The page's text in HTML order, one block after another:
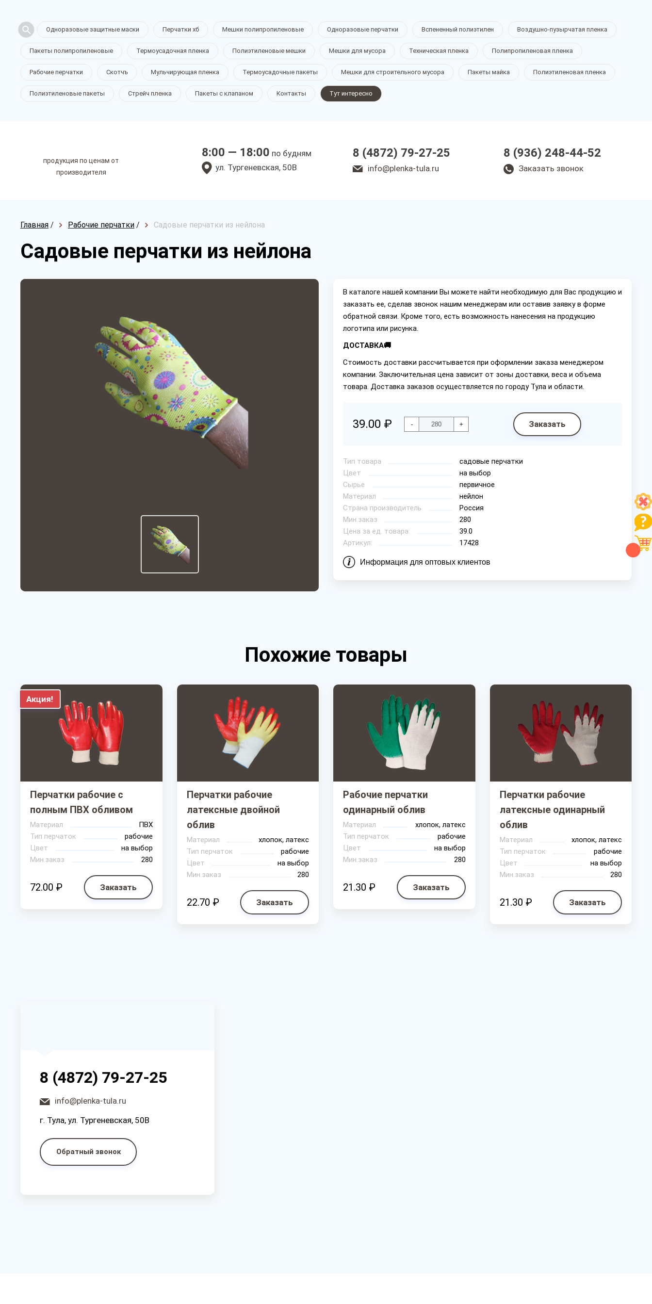
Одноразовые защитные маски Перчатки хб Мешки полипропиленовые Одноразовые перчатки Вспененный полиэтилен Воздушно-пузырчатая пленка
Пакеты полипропиленовые Термоусадочная пленка Полиэтиленовые мешки Мешки для мусора Техническая пленка Полипропиленовая пленка
Рабочие перчатки Скотчъ Мульчирующая пленка Термоусадочные пакеты Мешки для строительного мусора Пакеты майка Полиэтиленовая пленка
Полиэтиленовые пакеты Стрейч пленка Пакеты с клапаном Контакты Тут интересно
продукция по ценам от
производителя
8:00 — 18:00 по будням
ул. Тургеневская, 50В
8 (4872) 79-27-25
info@plenka-tula.ru
8 (936) 248-44-52
Заказать звонок
Главная / Рабочие перчатки / Садовые перчатки из нейлона
Садовые перчатки из нейлона
В каталоге нашей компании Вы можете найти необходимую для Вас продукцию и
заказать ее, сделав звонок нашим менеджерам или оставив заявку в форме
обратной связи. Кроме того, есть возможность нанесения на продукцию
логотипа или рисунка.
ДОСТАВКА🚚
Стоимость доставки рассчитывается при оформлении заказа менеджером
компании. Заключительная цена зависит от зоны доставки, веса и объема
товара. Доставка заказов осуществляется по городу Тула и области.
39.00 ₽ - + Заказать
Тип товара
садовые перчатки
Цвет
на выбор
Сырье
первичное
Материал
нейлон
Страна производитель
Россия
Мин.заказ
280
Цена за ед. товара:
39.0
Артикул:
17428
Информация для оптовых клиентов
Похожие товары
Акция!
Перчатки рабочие с
полным ПВХ обливом
Материал
ПВХ
Тип перчаток
рабочие
Цвет
на выбор
Мин.заказ
280
72.00 ₽ Заказать
Перчатки рабочие
латексные двойной
облив
Материал
хлопок, латекс
Тип перчаток
рабочие
Цвет
на выбор
Мин.заказ
280
22.70 ₽ Заказать
Рабочие перчатки
одинарный облив
Материал
хлопок, латекс
Тип перчаток
рабочие
Цвет
на выбор
Мин.заказ
280
21.30 ₽ Заказать
Перчатки рабочие
латексные одинарный
облив
Материал
хлопок, латекс
Тип перчаток
рабочие
Цвет
на выбор
Мин.заказ
280
21.30 ₽ Заказать
8 (4872) 79-27-25
info@plenka-tula.ru
г. Тула, ул. Тургеневская, 50В
Обратный звонок